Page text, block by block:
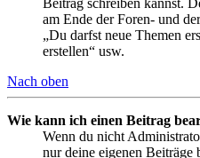
Beitrag schreiben kannst.
am Ende der Foren- und
„Du darfst neue Themen
erstellen“ usw.
Nach oben
Wie kann ich einen Beitrag
Wenn du nicht
nur deine eigenen Beiträge